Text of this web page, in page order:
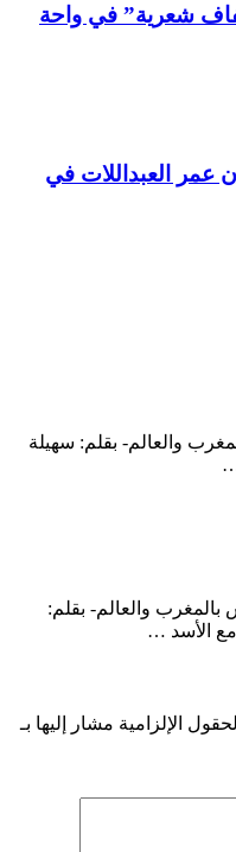
شعرية” في واحة
عمر العبداللات في
والعالم- بقلم: سهيلة
…
والعالم- بقلم:
الأسد …
الحقول الإلزامية مشار إليها بـ